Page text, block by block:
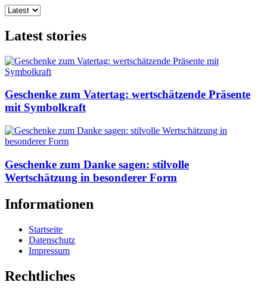
Latest stories
Geschenke zum Vatertag: wertschätzende Präsente
mit Symbolkraft
Geschenke zum Danke sagen: stilvolle
Wertschätzung in besonderer Form
Informationen
Startseite
Datenschutz
Impressum
Rechtliches